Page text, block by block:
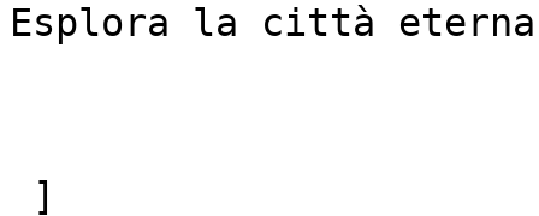
Esplora la città eterna